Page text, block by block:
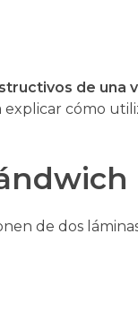
de una
explicar cómo
de dos